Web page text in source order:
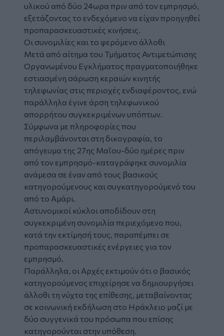
υλικού από δύο 24ωρα πριν από τον εμπρησμό,
εξετάζοντας το ενδεχόμενο να είχαν προηγηθεί
προπαρασκευαστικές κινήσεις.
Οι συνομιλίες και το φερόμενο άλλοθι
Μετά από αίτημα του Τμήματος Αντιμετώπισης
Οργανωμένου Εγκλήματος πραγματοποιήθηκε
εστιασμένη σάρωση κεραιών κινητής
τηλεφωνίας στις περιοχές ενδιαφέροντος, ενώ
παράλληλα έγινε άρση τηλεφωνικού
απορρήτου συγκεκριμένων υπόπτων.
Σύμφωνα με πληροφορίες που
περιλαμβάνονται στη δικογραφία, το
απόγευμα της 27ης Μαΐου-δύο ημέρες πριν
από τον εμπρησμό-καταγράφηκε συνομιλία
ανάμεσα σε έναν από τους βασικούς
κατηγορούμενους και συγκατηγορούμενό του
από το Αμάρι.
Αστυνομικοί κύκλοι αποδίδουν στη
συγκεκριμένη συνομιλία περιεχόμενο που,
κατά την εκτίμησή τους, παραπέμπει σε
προπαρασκευαστικές ενέργειες για τον
εμπρησμό.
Παράλληλα, οι Αρχές εκτιμούν ότι ο βασικός
κατηγορούμενος επιχείρησε να δημιουργήσει
άλλοθι τη νύχτα της επίθεσης, μεταβαίνοντας
σε κοινωνική εκδήλωση στο Ηράκλειο μαζί με
δύο συγγενικά του πρόσωπα που επίσης
κατηγορούνται στην υπόθεση.